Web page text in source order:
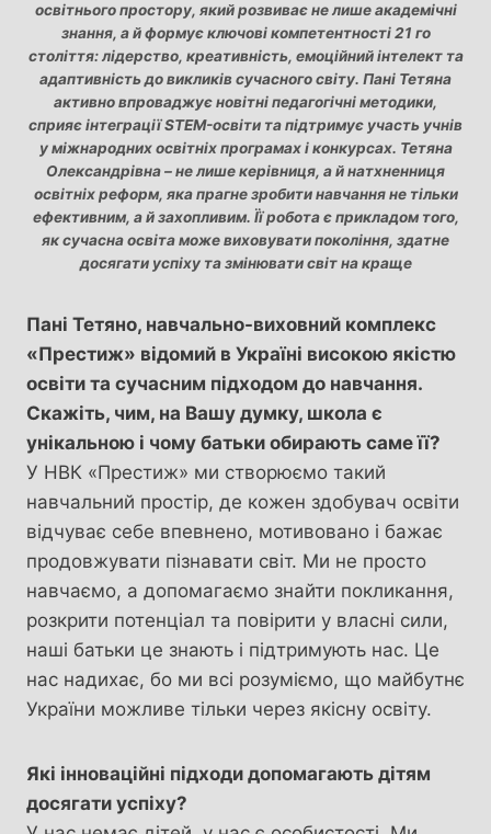
освітнього простору, який розвиває не лише академічні
знання, а й формує ключові компетентності 21 го
століття: лідерство, креативність, емоційний інтелект та
адаптивність до викликів сучасного світу. Пані Тетяна
активно впроваджує новітні педагогічні методики,
сприяє інтеграції STEM-освіти та підтримує участь учнів
у міжнародних освітніх програмах і конкурсах. Тетяна
Олександрівна – не лише керівниця, а й натхненниця
освітніх реформ, яка прагне зробити навчання не тільки
ефективним, а й захопливим. Її робота є прикладом того,
як сучасна освіта може виховувати покоління, здатне
досягати успіху та змінювати світ на краще
Пані Тетяно, навчально-виховний комплекс
«Престиж» відомий в Україні високою якістю
освіти та сучасним підходом до навчання.
Скажіть, чим, на Вашу думку, школа є
унікальною і чому батьки обирають саме її?
У НВК «Престиж» ми створюємо такий
навчальний простір, де кожен здобувач освіти
відчуває себе впевнено, мотивовано і бажає
продовжувати пізнавати світ. Ми не просто
навчаємо, а допомагаємо знайти покликання,
розкрити потенціал та повірити у власні сили,
наші батьки це знають і підтримують нас. Це
нас надихає, бо ми всі розуміємо, що майбутнє
України можливе тільки через якісну освіту.
Які інноваційні підходи допомагають дітям
досягати успіху?